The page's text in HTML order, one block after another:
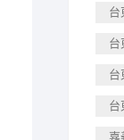
台
台
台
台
嘉